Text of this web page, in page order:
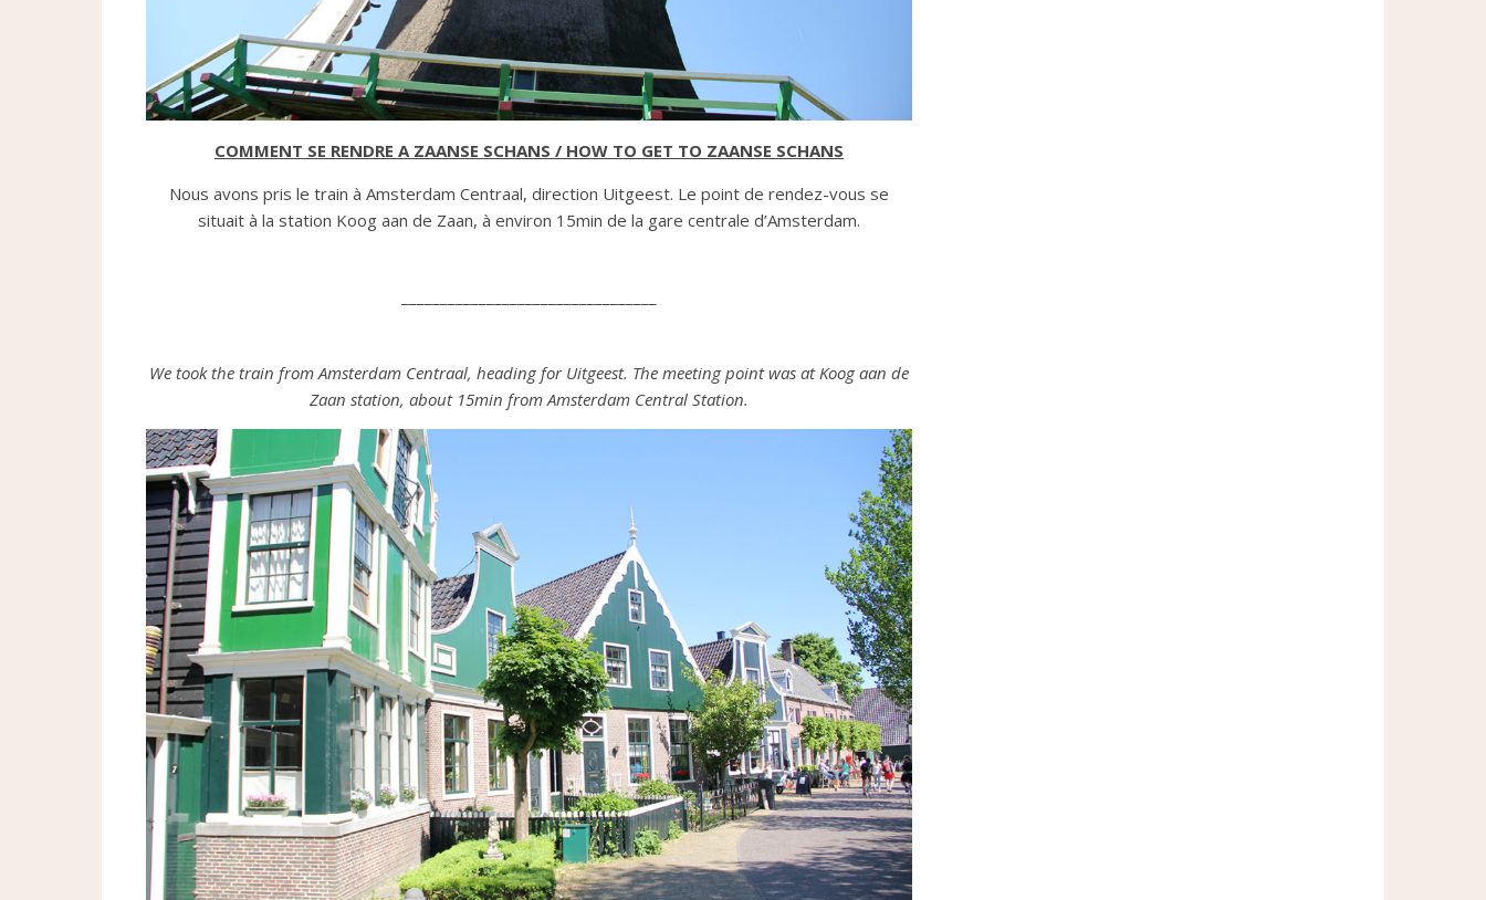
COMMENT SE RENDRE A ZAANSE SCHANS / HOW TO GET TO ZAANSE SCHANS
Nous avons pris le train à Amsterdam Centraal, direction Uitgeest. Le point de rendez-vous se
situait à la station Koog aan de Zaan, à environ 15min de la gare centrale d’Amsterdam.
We took the train from Amsterdam Centraal, heading for Uitgeest. The meeting point was at Koog aan de
Zaan station, about 15min from Amsterdam Central Station.